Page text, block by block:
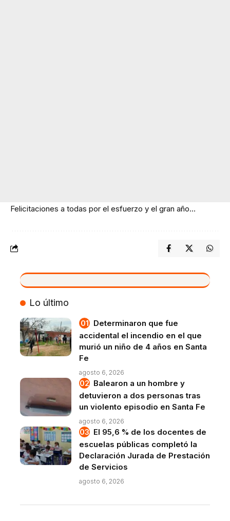
Felicitaciones a todas por el esfuerzo y el gran año…
VIVO
Lo último
Determinaron que fue
accidental el incendio en el que
murió un niño de 4 años en Santa
Fe
agosto 6, 2026
Balearon a un hombre y
detuvieron a dos personas tras
un violento episodio en Santa Fe
agosto 6, 2026
El 95,6 % de los docentes de
escuelas públicas completó la
Declaración Jurada de Prestación
de Servicios
agosto 6, 2026